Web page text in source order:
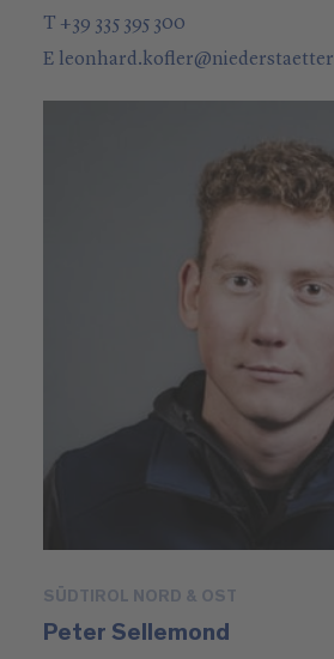
T +39 335 395 300
E leonhard.kofler@niederstaetter
SÜDTIROL NORD & OST
Peter Sellemond